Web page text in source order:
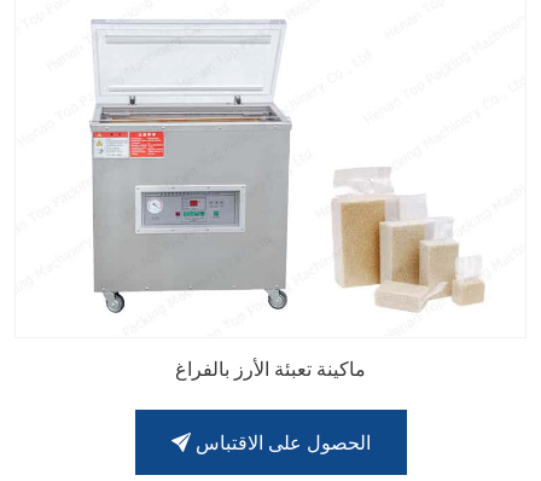
ماكينة تعبئة الأرز بالفراغ
الحصول على الاقتباس